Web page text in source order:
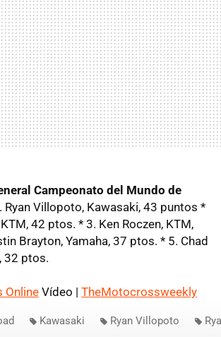
Campeonato del Mundo de
Ryan Villopoto, Kawasaki, 43 puntos *
42 ptos. * 3. Ken Roczen, KTM,
Brayton, Yamaha, 37 ptos. * 5. Chad
32 ptos.
Online Vídeo | TheMotocrossweekly
Kawasaki Ryan Villopoto